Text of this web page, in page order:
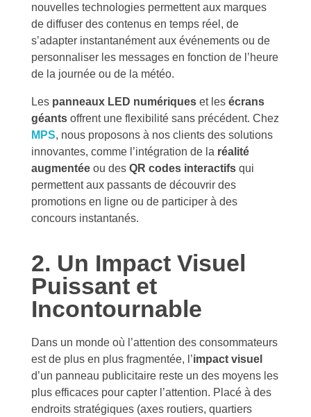
nouvelles technologies permettent aux marques
de diffuser des contenus en temps réel, de
s’adapter instantanément aux événements ou de
personnaliser les messages en fonction de l’heure
de la journée ou de la météo.
Les panneaux LED numériques et les écrans
géants offrent une flexibilité sans précédent. Chez
MPS, nous proposons à nos clients des solutions
innovantes, comme l’intégration de la réalité
augmentée ou des QR codes interactifs qui
permettent aux passants de découvrir des
promotions en ligne ou de participer à des
concours instantanés.
2. Un Impact Visuel
Puissant et
Incontournable
Dans un monde où l’attention des consommateurs
est de plus en plus fragmentée, l’impact visuel
d’un panneau publicitaire reste un des moyens les
plus efficaces pour capter l’attention. Placé à des
endroits stratégiques (axes routiers, quartiers